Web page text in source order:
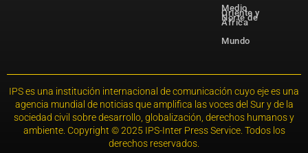
Medio
Oriente y
Norte de
África
Mundo
IPS es una institución internacional de comunicación cuyo eje es una
agencia mundial de noticias que amplifica las voces del Sur y de la
sociedad civil sobre desarrollo, globalización, derechos humanos y
ambiente. Copyright © 2025 IPS-Inter Press Service. Todos los
derechos reservados.